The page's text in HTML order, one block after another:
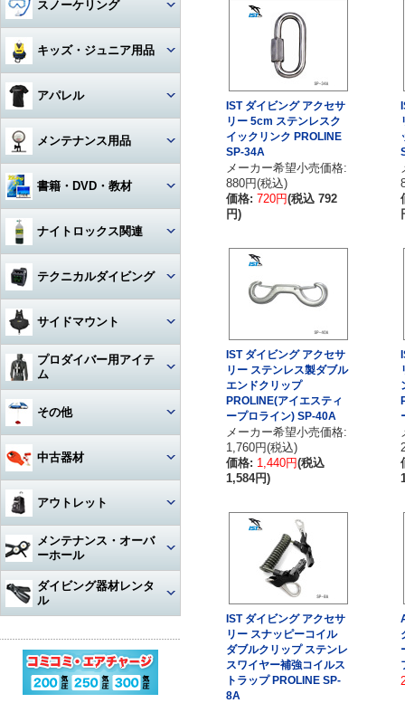
ボートコート
フィンバッグ
スーツバッグ
その他
バッグアクセサリー・パーツ・
その他
カラビナ・フック
カレントフック
その他
スレート
指示棒
ベル・シェーカー
マスク曇り止め
トランシーバー・水中通話装置
ハンガー
時計（ダイバーウォッチ）
ログブック
リール
フロート
ロープ
日焼け止め・クラゲ除け
冬用アクセサリー・暖かアイテ
ム
キーホルダー
耳栓・耳抜きアイテム
トラベルグッズ
水中遊び道具
ログタンク
保護アイテム
ライトアクセサリー・パーツ
ベストタイプ
アンクルウェイト
ソフトウェイト
ウェイトベルトアクセサリー・
その他
ケミカルライト・スティックラ
ライフジャケット
アクセサリー・その他
スノーケル
フリーダイビングコンピュータ
ー
アクセサリー・その他
スノーケリング
セット
マスク・スノーケル
フィン・ブーツ・グローブ
アクセサリー・その他
キッズ・ジュニア用品
ウェット・ウェア・ラッシュ
その他・アクセサリー
アパレル
Tシャツ
パーカー
ジャケット
パンツ
帽子
水着
サングラス
タオル
サンダル
アパレルその他
メンテナンス用品
グリス・オイル
Oリング
ボンド
エアーガン
工具
ホース‐レギュレター
ホース‐BC
ホース‐ゲージ（高圧）
ホース‐ドライスーツ
ホース‐その他
洗浄用品
アダプター
パーツ・その他
書籍・DVD・教材
図鑑
教材
その他
ナイトロックス関連
レギュレター
ゲージ
タンク
アクセサリー・その他
テクニカルダイビング
BC（プラダー・ウィング）
ダイブコンピューター
フィン
タンク関連
アクセサリー・その他
サイドマウント
レギュレター
アクセサリー・その他
プロダイバー用アイテ
ム
マスク・フィン
ウェットスーツ
ドライスーツ
フード
ウェイト
フーカー関連
水中通話装置
作業用道具
その他
激レアアイテム
タンク
タンク
移充填ホース
タンクアクセサリー・その他
簡易潜水器具・緊急浮上用セッ
水中スクーター
水中銃(スピアガン)・手モリ
シャフト
コンプレッサー本体
ステッカー
中古器材
カメラ関連
ダイブコンピュータ
重器材
レギュレター
オクトパス
ゲージ
軽器材
マスク
スノーケル
スーツ
ウェットスーツ
バッグ
アウトレット
重器材
軽器材
その他
メンテナンス・オーバ
ーホール
レギュレター（1st+2nd）オー
バーホール
ゲージ オーバーホール
インフレーターオクトパス
ダイビング器材レンタ
ル
ドライスーツ
IST ダイビング アクセサ
リー 5cm ステンレスク
イックリンク PROLINE
SP-34A
メーカー希望小売価格:
880円(税込)
価格: 720円(税込 792
円)
IST ダイビング アクセサ
リー ステンレス製ダブル
エンドクリップ
PROLINE(アイエスティ
ープロライン) SP-40A
メーカー希望小売価格:
1,760円(税込)
価格: 1,440円(税込
1,584円)
IST ダイビング アクセサ
リー スナッピーコイル
ダブルクリップ ステンレ
スワイヤー補強コイルス
トラップ PROLINE SP-
8A